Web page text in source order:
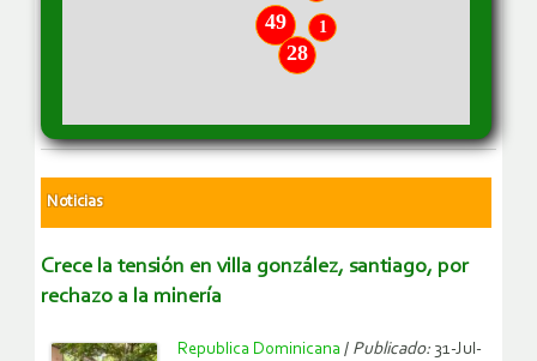
Noticias
crece la tensión en villa gonzález, santiago, por
rechazo a la minería
Republica Dominicana / Publicado: 31-Jul-